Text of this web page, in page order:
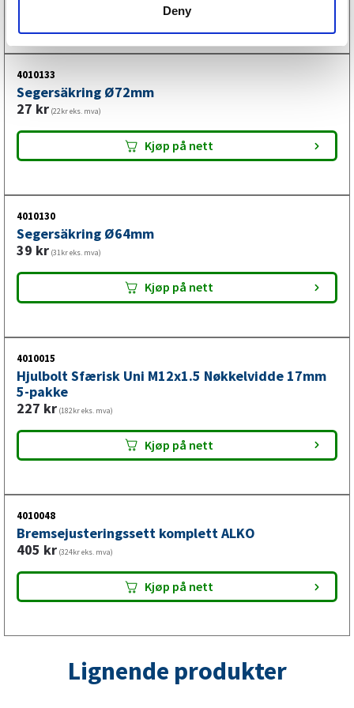
Deny
Kjøp på nett
4010133
Segersäkring Ø72mm
27 kr (22kr eks. mva)
Kjøp på nett
4010130
Segersäkring Ø64mm
39 kr (31kr eks. mva)
Kjøp på nett
4010015
Hjulbolt Sfærisk Uni M12x1.5 Nøkkelvidde 17mm
5-pakke
227 kr (182kr eks. mva)
Kjøp på nett
4010048
Bremsejusteringssett komplett ALKO
405 kr (324kr eks. mva)
Kjøp på nett
Lignende produkter